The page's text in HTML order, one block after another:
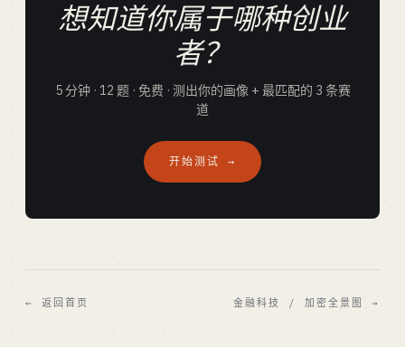
想知道你属于哪种创业
者？
5 分钟 · 12 题 · 免费 · 测出你的画像 + 最匹配的 3 条赛
道
开始测试 →
← 返回首页 金融科技 / 加密全景图 →